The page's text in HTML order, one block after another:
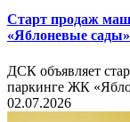
Старт продаж
«Яблоневые сады»
ДСК объявляет
паркинге ЖК
02.07.2026